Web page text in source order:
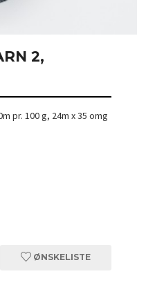
2,
pr. 100 g, 24m x 35 omg
ØNSKELISTE